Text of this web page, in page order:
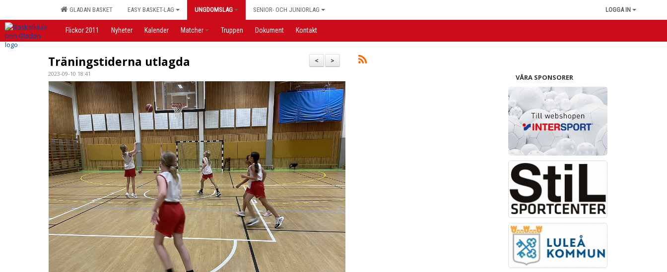
GLADAN BASKET EASY BASKET-LAG UNGDOMSLAG SENIOR- OCH JUNIORLAG LOGGA IN
Flickor 2011 Nyheter Kalender Matcher Truppen Dokument Kontakt
>
<
Träningstiderna utlagda
2023-09-10 18:41 VÅRA SPONSORER